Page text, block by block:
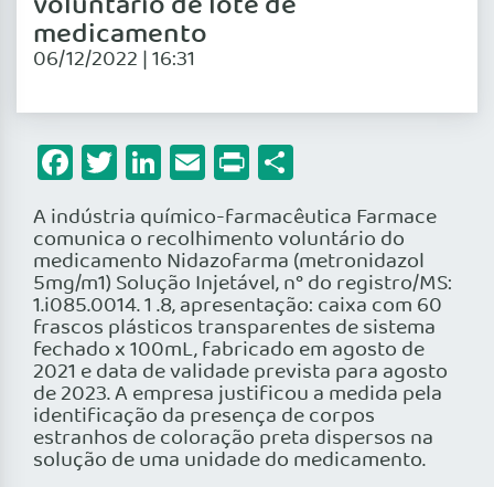
medicamento
06/12/2022 | 16:31
Facebook
Twitter
LinkedIn
Email
Print
A indústria químico-farmacêutica Farmace
comunica o recolhimento voluntário do
medicamento Nidazofarma (metronidazol
5mg/m1) Solução Injetável, n° do registro/MS:
1.i085.0014. 1 .8, apresentação: caixa com 60
frascos plásticos transparentes de sistema
fechado x 100mL, fabricado em agosto de
2021 e data de validade prevista para agosto
de 2023. A empresa justificou a medida pela
identificação da presença de corpos
estranhos de coloração preta dispersos na
solução de uma unidade do medicamento.